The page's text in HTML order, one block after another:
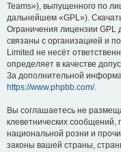
Teams»), выпущенного по
дальнейшем «GPL»).
Ограничения лицензии GPL
связаны с организацией и
Limited не несёт
определяет в качестве
За дополнительной
https://www.phpbb.com/.
Вы соглашаетесь не
клеветнических
национальной розни и
законы вашей страны,